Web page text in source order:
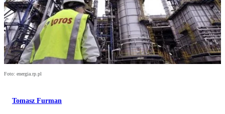
Foto: energia.rp.pl
Tomasz Furman